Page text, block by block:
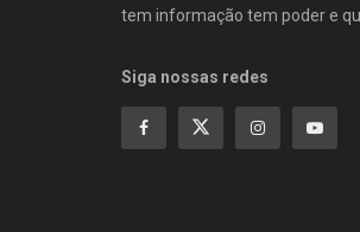
tem informação tem poder e
Siga nossas redes